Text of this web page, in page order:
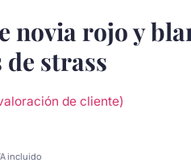
novia rojo y
strass
de cliente)
incluido